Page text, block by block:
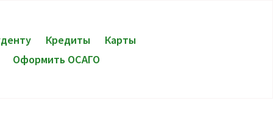
Кредиты
Карты
Оформить ОСАГО